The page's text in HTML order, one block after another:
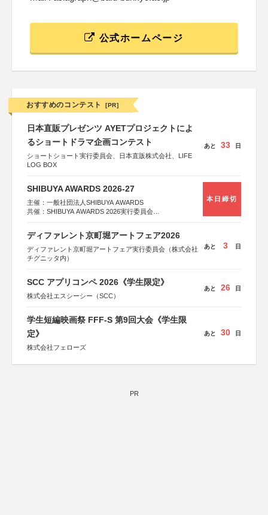
公式ホームページ
おすすめのコンテスト [PR]
日本直販プレゼンツ AYETプロジェクトによ
るショートドラマ企画コンテスト
ショートショート実行委員会、日本直販株式会社、LIFE
LOG BOX
あと 33 日
SHIBUYA AWARDS 2026-27
主催：一般社団法人SHIBUYA AWARDS
共催：SHIBUYA AWARDS 2026実行委員会
本日締切
ディファレント京町堀アートフェア2026
ディファレント京町堀アートフェア実行委員会（株式会社
チグニッタ内）
あと 3 日
SCC アプリコンペ 2026《学生限定》
株式会社エスシーシー（SCC）
あと 26 日
学生短編映画祭 FFF-S 第9回大会《学生限
定》
株式会社フェローズ
あと 30 日
PR